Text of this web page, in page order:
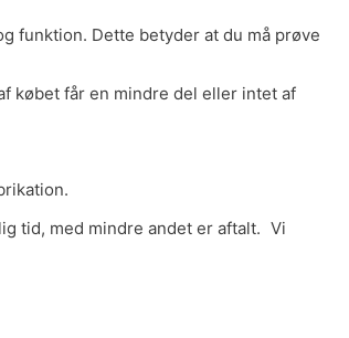
funktion. Dette betyder at du må prøve
købet får en mindre del eller intet af
tid, med mindre andet er aftalt. Vi